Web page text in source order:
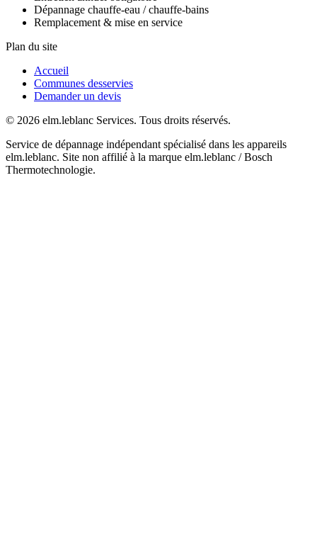
Dépannage chauffe-eau / chauffe-bains
Remplacement & mise en service
Plan du site
Accueil
Communes desservies
Demander un devis
© 2026 elm.leblanc Services. Tous droits réservés.
Service de dépannage indépendant spécialisé dans les appareils
elm.leblanc. Site non affilié à la marque elm.leblanc / Bosch
Thermotechnologie.